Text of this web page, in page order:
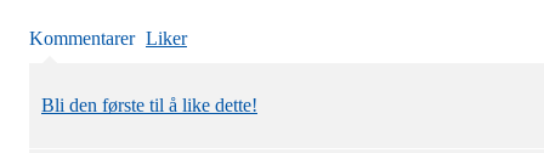
Kommentarer Liker
Bli den første til å like dette!